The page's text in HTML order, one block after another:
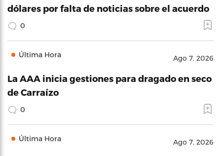
dólares por falta de noticias sobre el acuerdo
0
Última Hora Ago 7, 2026
La AAA inicia gestiones para dragado en seco
de Carraízo
0
Última Hora Ago 7, 2026